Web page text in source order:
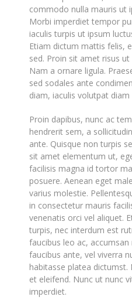
commodo nulla mauris ut
Morbi imperdiet tempor
iaculis turpis ut ipsum
Etiam dictum mattis felis,
sed. Proin sit amet risus
Nam a ornare ligula.
sed sodales ante
diam, iaculis volutpat
Proin dapibus, nunc ac
hendrerit sem, a
ante. Quisque non turpis
sit amet elementum ut,
facilisis magna id tortor
posuere. Aenean eget
varius molestie.
in consectetur mauris
venenatis orci vel aliquet.
turpis, nec interdum est
faucibus leo ac,
faucibus ante, vel viverra
habitasse platea
et eleifend. Nunc ut nunc
imperdiet.